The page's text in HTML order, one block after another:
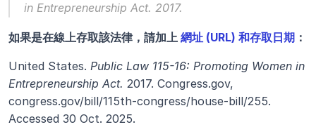
in Entrepreneurship Act. 2017.
如果是在線上存取該法律，請加上 網址 (URL) 和存取日期 ：
United States. Public Law 115-16: Promoting Women in
Entrepreneurship Act. 2017. Congress.gov,
congress.gov/bill/115th-congress/house-bill/255.
Accessed 30 Oct. 2025.